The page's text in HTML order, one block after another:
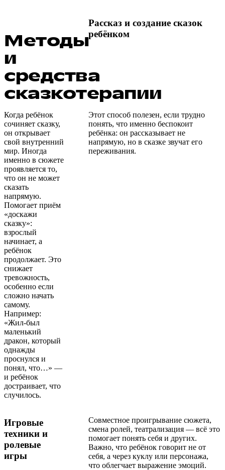
Методы
и
средства
сказкотерапии
Рассказ и создание сказок
ребёнком
Когда ребёнок
сочиняет сказку,
он открывает
свой внутренний
мир. Иногда
именно в сюжете
проявляется то,
что он не может
сказать
напрямую.
Помогает приём
«доскажи
сказку»:
взрослый
начинает, а
ребёнок
продолжает. Это
снижает
тревожность,
особенно если
сложно начать
самому.
Например:
«Жил-был
маленький
дракон, который
однажды
проснулся и
понял, что…» —
и ребёнок
достраивает, что
случилось.
Этот способ полезен, если трудно
понять, что именно беспокоит
ребёнка: он рассказывает не
напрямую, но в сказке звучат его
переживания.
Игровые
техники и
ролевые
игры
Совместное проигрывание сюжета,
смена ролей, театрализация — всё это
помогает понять себя и других.
Важно, что ребёнок говорит не от
себя, а через куклу или персонажа,
что облегчает выражение эмоций.